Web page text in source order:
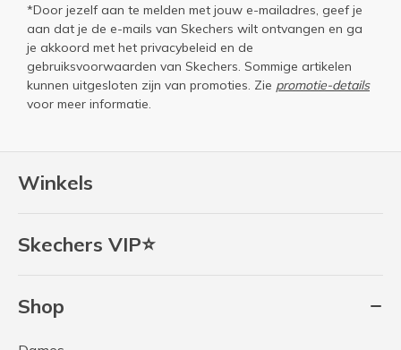
Winkels
Skechers VIP⭐
Shop
*Door jezelf aan te melden met jouw e-mailadres, geef je
aan dat je de e-mails van Skechers wilt ontvangen en ga
je akkoord met het privacybeleid en de
gebruiksvoorwaarden van Skechers. Sommige artikelen
kunnen uitgesloten zijn van promoties. Zie promotie-details
voor meer informatie.